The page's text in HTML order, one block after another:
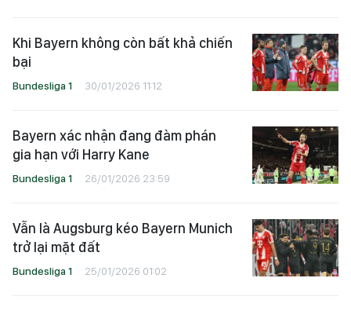
Khi Bayern không còn bất khả chiến
bại
Bundesliga 1 30/01/2026 11:12
Bayern xác nhận đang đàm phán
gia hạn với Harry Kane
Bundesliga 1 26/01/2026 23:59
Vẫn là Augsburg kéo Bayern Munich
trở lại mặt đất
Bundesliga 1 25/01/2026 01:02